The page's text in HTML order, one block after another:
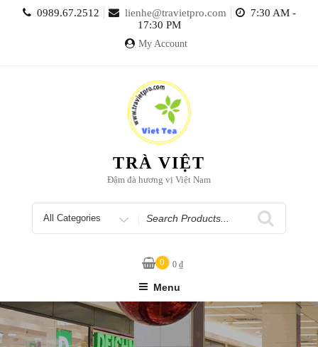
0989.67.2512 lienhe@travietpro.com
7:30 AM -
17:30 PM
My Account
TRÀ VIỆT
Đậm đà hương vị Việt Nam
Search
for
0 0₫
Menu